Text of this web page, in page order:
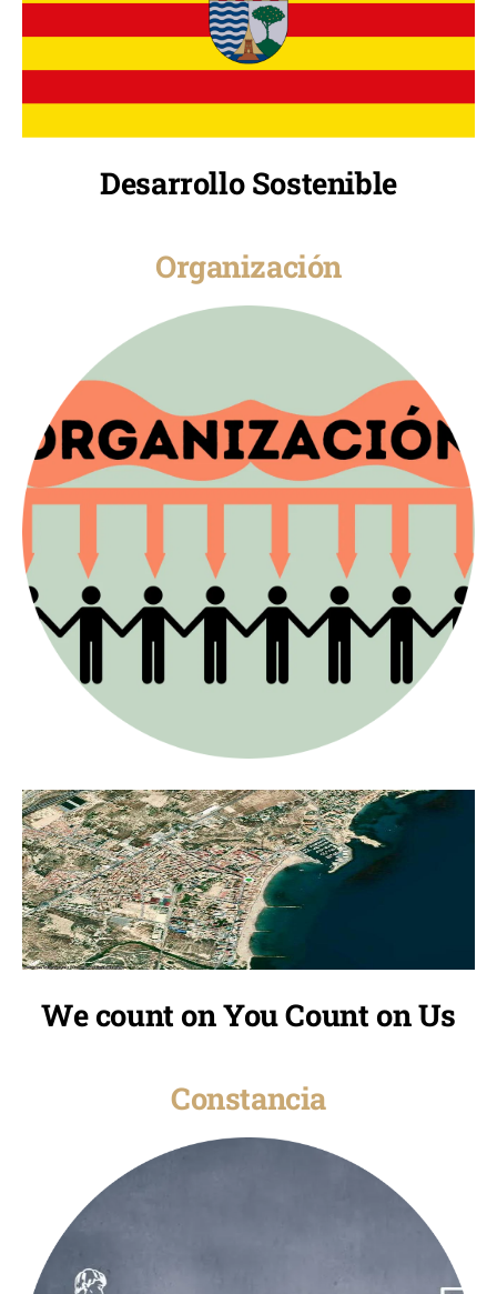
Desarrollo Sostenible
Organización
We count on You Count on Us
Constancia